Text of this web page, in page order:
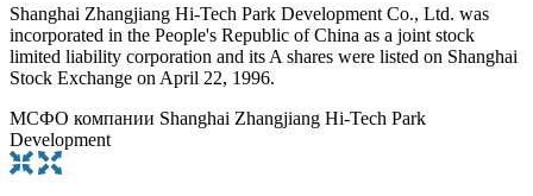
Shanghai Zhangjiang Hi-Tech Park Development Co., Ltd. was
incorporated in the People's Republic of China as a joint stock
limited liability corporation and its A shares were listed on Shanghai
Stock Exchange on April 22, 1996.
МСФО компании Shanghai Zhangjiang Hi-Tech Park
Development